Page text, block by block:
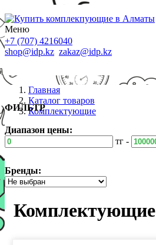
Меню
+7 (707) 4216040
shop@idp.kz zakaz@idp.kz
Главная
Каталог товаров
Комплектующие
ФИЛЬТР
Диапазон цены:
тг -
Бренды:
Комплектующие